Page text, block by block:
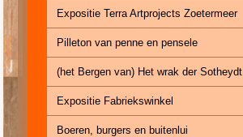
Expositie Terra Artprojects Zoetermeer
Pilleton van penne en pensele
(het Bergen van) Het wrak der Sotheydt
Expositie Fabriekswinkel
Boeren, burgers en buitenlui